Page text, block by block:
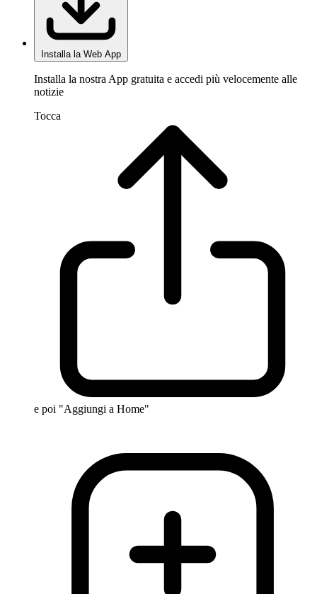
Installa la Web App
Installa la nostra App gratuita e accedi più velocemente alle
notizie
Tocca
e poi "Aggiungi a Home"